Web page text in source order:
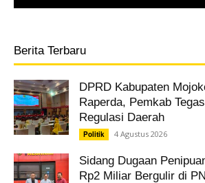
Berita Terbaru
DPRD Kabupaten
Raperda, Pemkab
Regulasi Daerah
Politik 4 Agustus 2026
Sidang Dugaan
Rp2 Miliar Bergulir di